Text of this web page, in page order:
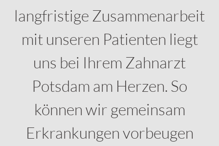
langfristige Zusammenarbeit
mit unseren Patienten liegt
uns bei Ihrem Zahnarzt
Potsdam am Herzen. So
können wir gemeinsam
Erkrankungen vorbeugen